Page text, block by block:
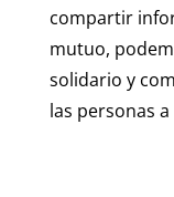
compartir
mutuo,
solidario y
las personas